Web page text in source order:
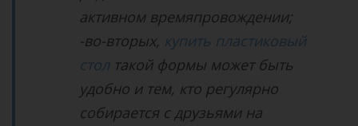
активном времяпровождении;
-во-вторых, купить пластиковый
столтакой формы может быть
удобно и тем, кто регулярно
собирается с друзьями на